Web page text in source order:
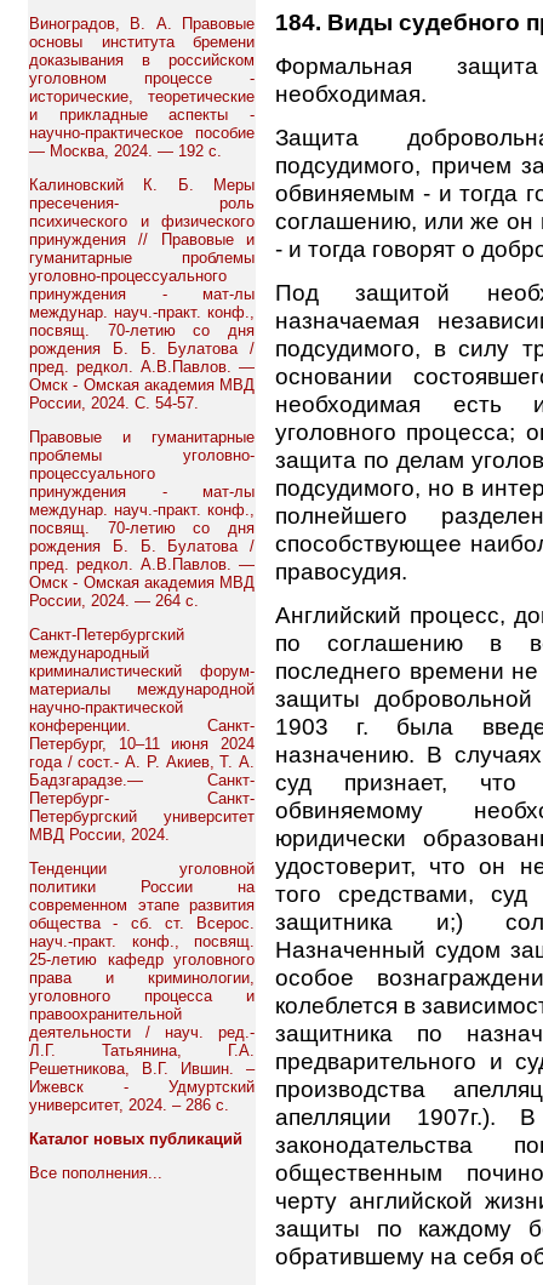
Виноградов, В. А. Правовые
основы института бремени
доказывания в российском
уголовном процессе -
исторические, теоретические
и прикладные аспекты -
научно-практическое пособие
— Москва, 2024. — 192 с.
Калиновский К. Б. Меры
пресечения- роль
психического и физического
принуждения // Правовые и
гуманитарные проблемы
уголовно-процессуального
принуждения - мат-лы
междунар. науч.-практ. конф.,
посвящ. 70-летию со дня
рождения Б. Б. Булатова /
пред. редкол. А.В.Павлов. —
Омск - Омская академия МВД
России, 2024. С. 54-57.
Правовые и гуманитарные
проблемы уголовно-
процессуального
принуждения - мат-лы
междунар. науч.-практ. конф.,
посвящ. 70-летию со дня
рождения Б. Б. Булатова /
пред. редкол. А.В.Павлов. —
Омск - Омская академия МВД
России, 2024. — 264 с.
Санкт-Петербургский
международный
криминалистический форум-
материалы международной
научно-практической
конференции. Санкт-
Петербург, 10–11 июня 2024
года / сост.- А. Р. Акиев, Т. А.
Бадзгарадзе.— Санкт-
Петербург- Санкт-
Петербургский университет
МВД России, 2024.
Тенденции уголовной
политики России на
современном этапе развития
общества - сб. ст. Всерос.
науч.-практ. конф., посвящ.
25-летию кафедр уголовного
права и криминологии,
уголовного процесса и
правоохранительной
деятельности / науч. ред.-
Л.Г. Татьянина, Г.А.
Решетникова, В.Г. Ившин. –
Ижевск - Удмуртский
университет, 2024. – 286 с.
Каталог новых публикаций
Все пополнения...
184. Виды судебного
Формальная
необходимая.
Защита
подсудимого, причем
обвиняемым - и тогда
соглашению, или же он
- и тогда говорят о
Под защитой
назначаемая
подсудимого, в силу
основании
необходимая есть
уголовного процесса;
защита по делам
подсудимого, но в
полнейшего
способствующее
правосудия.
Английский процесс,
по соглашению в
последнего времени
защиты
1903 г. была
назначению. В
суд признает, что
обвиняемому
юридически
удостоверит, что он
того средствами,
защитника и;)
Назначенный судом
особое
колеблется в
защитника по
предварительного и
производства
апелляции 1907г.).
законодательства
общественным
черту английской
защиты по каждому
обратившему на себя